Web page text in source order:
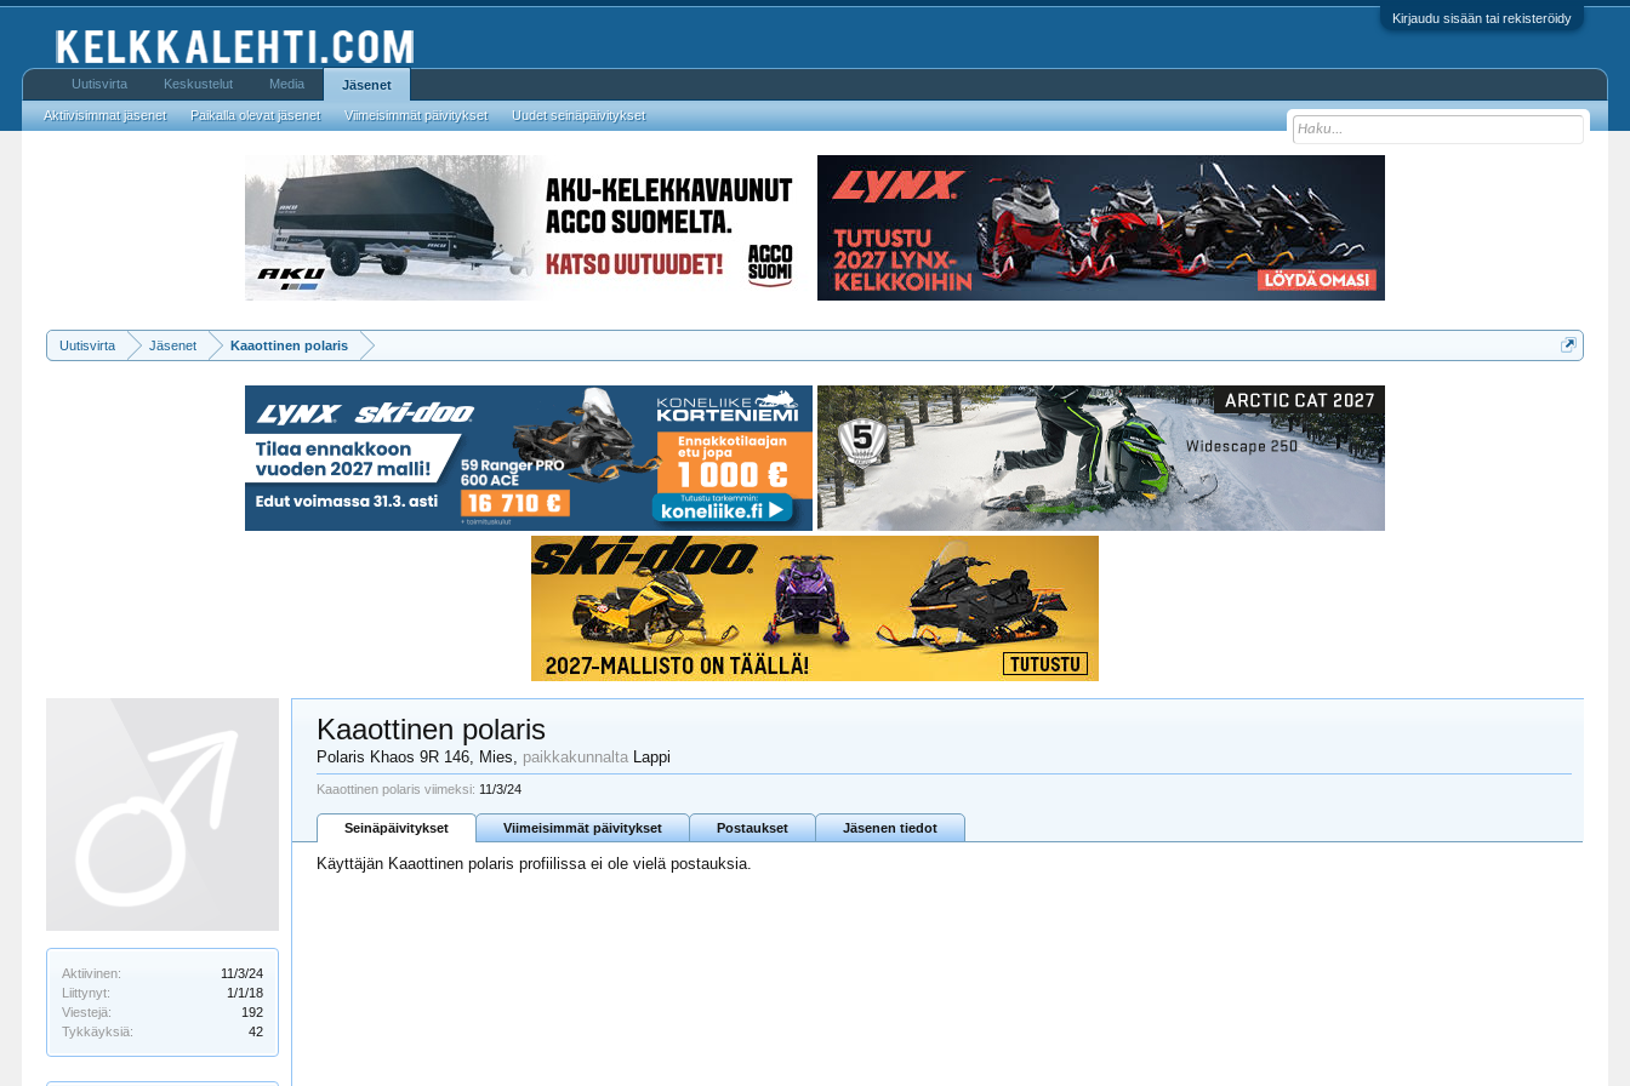
Kirjaudu sisään tai rekisteröidy
Uutisvirta Jäsenet Kaaottinen polaris
Aktiivinen:
11/3/24
Liittynyt:
1/1/18
Viestejä:
192
Tykkäyksiä:
42
Kaaottinen polaris
Polaris Khaos 9R 146, Mies, paikkakunnalta Lappi
Kaaottinen polaris viimeksi: 11/3/24
Seinäpäivitykset Viimeisimmät päivitykset Postaukset Jäsenen tiedot
Käyttäjän Kaaottinen polaris profiilissa ei ole vielä postauksia.
Uutisvirta Keskustelut Media Jäsenet
Aktiivisimmat jäsenet Paikalla olevat jäsenet Viimeisimmät päivitykset Uudet seinäpäivitykset